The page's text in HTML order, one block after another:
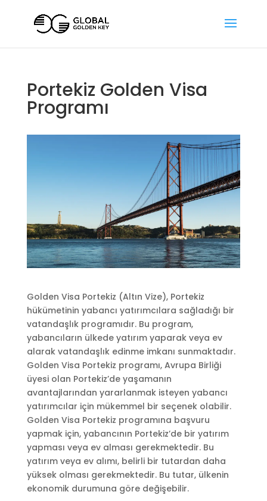
Portekiz Golden Visa
Programı
Golden Visa Portekiz (Altın Vize), Portekiz
hükümetinin yabancı yatırımcılara sağladığı bir
vatandaşlık programıdır. Bu program,
yabancıların ülkede yatırım yaparak veya ev
alarak vatandaşlık edinme imkanı sunmaktadır.
Golden Visa Portekiz programı, Avrupa Birliği
üyesi olan Portekiz’de yaşamanın
avantajlarından yararlanmak isteyen yabancı
yatırımcılar için mükemmel bir seçenek olabilir.
Golden Visa Portekiz programına başvuru
yapmak için, yabancının Portekiz’de bir yatırım
yapması veya ev alması gerekmektedir. Bu
yatırım veya ev alımı, belirli bir tutardan daha
yüksek olması gerekmektedir. Bu tutar, ülkenin
ekonomik durumuna göre değişebilir.